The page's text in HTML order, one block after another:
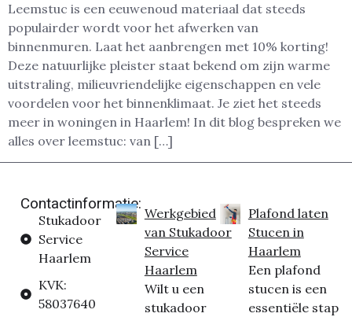
Leemstuc is een eeuwenoud materiaal dat steeds
populairder wordt voor het afwerken van
binnenmuren. Laat het aanbrengen met 10% korting!
Deze natuurlijke pleister staat bekend om zijn warme
uitstraling, milieuvriendelijke eigenschappen en vele
voordelen voor het binnenklimaat. Je ziet het steeds
meer in woningen in Haarlem! In dit blog bespreken we
alles over leemstuc: van […]
Contactinformatie:
Stukadoor
Service
Haarlem
KVK:
58037640
Werkgebied
van Stukadoor
Service
Haarlem
Wilt u een
stukadoor
Plafond laten
Stucen in
Haarlem
Een plafond
stucen is een
essentiële stap